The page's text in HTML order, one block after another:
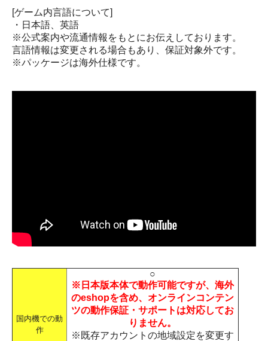
[ゲーム内言語について]
・日本語、英語
※公式案内や流通情報をもとにお伝えしております。
言語情報は変更される場合もあり、保証対象外です。
※パッケージは海外仕様です。
国内機での動
作
○
※日本版本体で動作可能ですが、海外
のeshopを含め、オンラインコンテン
ツの動作保証・サポートは対応してお
りません。
※既存アカウントの地域設定を変更す